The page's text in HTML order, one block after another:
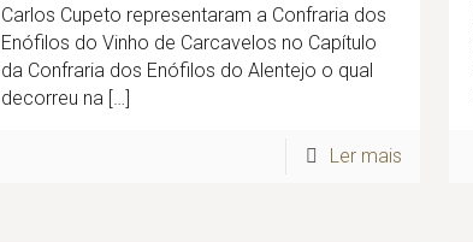
Carlos Cupeto representaram a Confraria dos
Enófilos do Vinho de Carcavelos no Capítulo
da Confraria dos Enófilos do Alentejo o qual
decorreu na[…]
Ler mais